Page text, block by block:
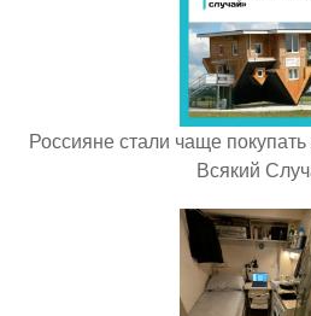
Россияне стали чаще
Всякий